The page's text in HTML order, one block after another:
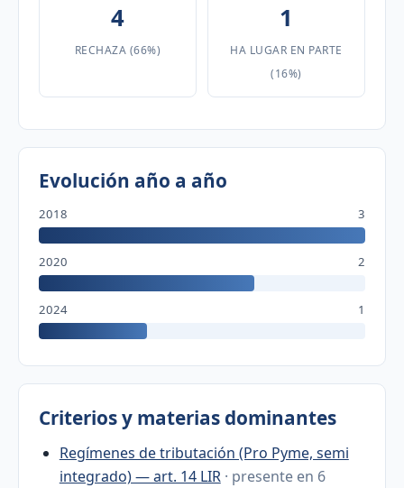
4
RECHAZA (66%)
1
HA LUGAR EN PARTE
(16%)
Evolución año a año
2018 3
2020 2
2024 1
Criterios y materias dominantes
Regímenes de tributación (Pro Pyme, semi
integrado) — art. 14 LIR · presente en 6